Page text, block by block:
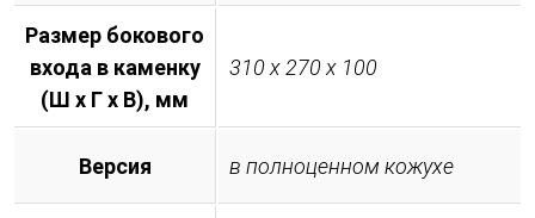
Размер бокового
входа в каменку
(Ш х Г х В), мм
310 х 270 х 100
Версия в полноценном кожухе